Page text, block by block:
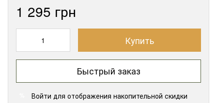
1 295 грн
Купить
Быстрый заказ
Войти для отображения накопительной скидки